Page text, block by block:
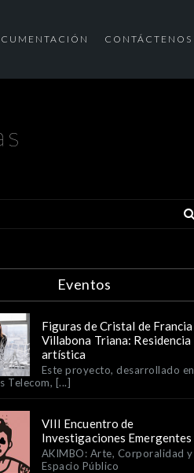
CONTÁCTENOS
Eventos
Figuras de Cristal de Francia
Villabona Triana: Residencia
artística
Este proyecto, desarrollado en
Telecom, [...]
VIII Encuentro de
Investigaciones Emergentes
AKIMBO: Arte, Corporalidad y
Espacio Público